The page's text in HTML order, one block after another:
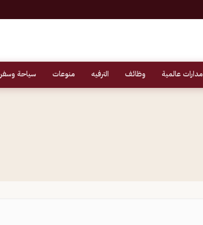
مدارات عالمية وظائف الترفيه منوعات سياحة وسفر